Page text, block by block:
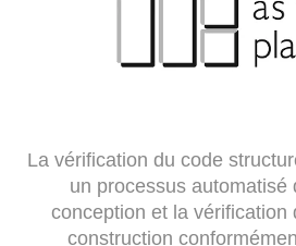
La vérification du code
un processus automatisé
conception et la vérification
construction